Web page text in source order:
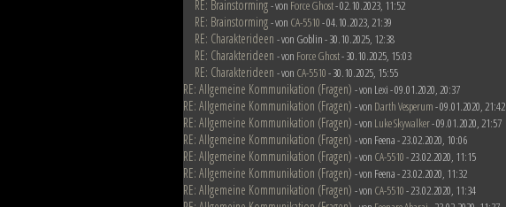
RE: Brainstorming- von Force Ghost- 02.10.2023, 11:52
RE: Brainstorming- von CA-5510- 04.10.2023, 21:39
RE: Charakterideen - von Goblin - 30.10.2025, 12:38
RE: Charakterideen - von Force Ghost- 30.10.2025, 15:03
RE: Charakterideen - von CA-5510- 30.10.2025, 15:55
RE: Allgemeine Kommunikation (Fragen) - von Lexi - 09.01.2020, 20:37
RE: Allgemeine Kommunikation (Fragen) - von Darth Vesperum- 09.01.2020, 21:42
RE: Allgemeine Kommunikation (Fragen) - von Luke Skywalker- 09.01.2020, 21:57
RE: Allgemeine Kommunikation (Fragen) - von Feena - 23.02.2020, 10:06
RE: Allgemeine Kommunikation (Fragen) - von CA-5510- 23.02.2020, 11:15
RE: Allgemeine Kommunikation (Fragen) - von Feena - 23.02.2020, 11:32
RE: Allgemeine Kommunikation (Fragen) - von CA-5510- 23.02.2020, 11:34